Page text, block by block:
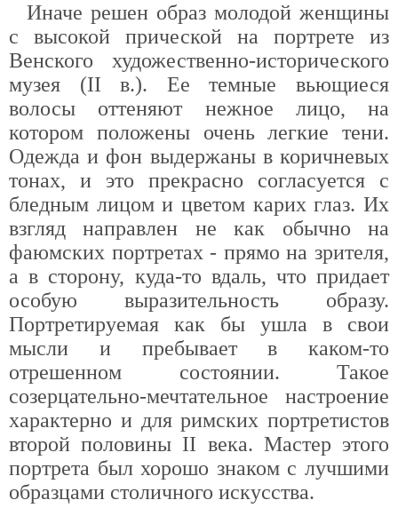
Иначе решен образ молодой женщины
с высокой прической на портрете из
Венского художественно-исторического
музея (II в.). Ее темные вьющиеся
волосы оттеняют нежное лицо, на
котором положены очень легкие тени.
Одежда и фон выдержаны в коричневых
тонах, и это прекрасно согласуется с
бледным лицом и цветом карих глаз. Их
взгляд направлен не как обычно на
фаюмских портретах - прямо на зрителя,
а в сторону, куда-то вдаль, что придает
особую выразительность образу.
Портретируемая как бы ушла в свои
мысли и пребывает в каком-то
отрешенном состоянии. Такое
созерцательно-мечтательное настроение
характерно и для римских портретистов
второй половины II века. Мастер этого
портрета был хорошо знаком с лучшими
образцами столичного искусства.